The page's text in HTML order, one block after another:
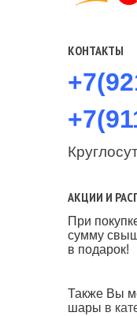
КОНТАКТЫ
АКЦИИ И
При
сумму
в подарок!
Также Вы
шары в